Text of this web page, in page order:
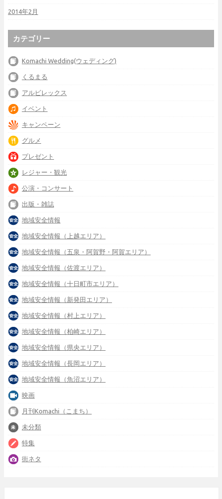
2014年2月
カテゴリー
Komachi Wedding(ウェディング)
くるまる
アルビレックス
イベント
キャンペーン
グルメ
プレゼント
レジャー・観光
公演・コンサート
出版・雑誌
地域安全情報
地域安全情報（上越エリア）
地域安全情報（五泉・阿賀野・阿賀エリア）
地域安全情報（佐渡エリア）
地域安全情報（十日町市エリア）
地域安全情報（新発田エリア）
地域安全情報（村上エリア）
地域安全情報（柏崎エリア）
地域安全情報（県央エリア）
地域安全情報（長岡エリア）
地域安全情報（魚沼エリア）
映画
月刊Komachi（こまち）
未分類
特集
街ネタ